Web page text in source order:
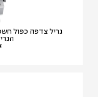
גריל צדפה כפול
הגריל